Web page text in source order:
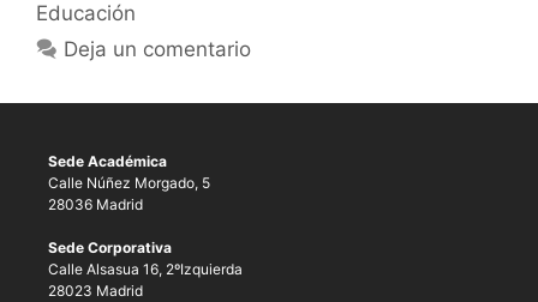
Educación
Deja un comentario
Sede Académica
Calle Núñez Morgado, 5
28036 Madrid
Sede Corporativa
Calle Alsasua 16, 2ºIzquierda
28023 Madrid